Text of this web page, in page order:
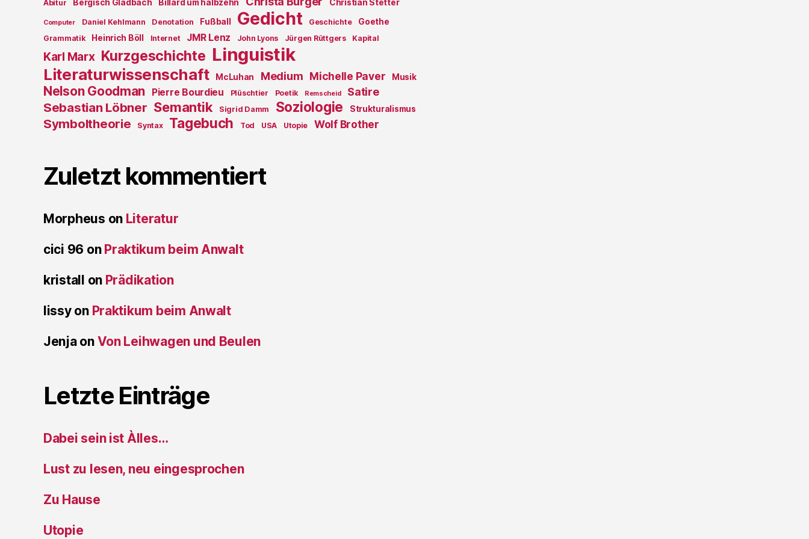
Abitur Bergisch Gladbach Billard um halbzehn Christian Stetter
Computer Daniel Kehlmann Denotation Fußball Gedicht Geschichte Goethe
Grammatik Heinrich Böll Internet JMR Lenz John Lyons Jürgen Rüttgers Kapital
Karl Marx Kurzgeschichte Linguistik
Literaturwissenschaft McLuhan Medium Michelle Paver Musik
Nelson Goodman Pierre Bourdieu Plüschtier Poetik Remscheid Satire
Sebastian Löbner Semantik Sigrid Damm Soziologie Strukturalismus
Symboltheorie Syntax Tagebuch Tod USA Utopie Wolf Brother
Zuletzt kommentiert
Morpheus on Literatur
cici 96 on Praktikum beim Anwalt
kristall on Prädikation
lissyon Praktikum beim Anwalt
Jenjaon Von Leihwagen und Beulen
Letzte Einträge
Dabei sein ist Àlles…
Lust zu lesen, neu eingesprochen
Zu Hause
Utopie